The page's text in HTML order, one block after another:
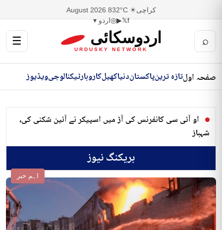
کراچی☀ 32°C
8 August 2026
f
𝕏
▶
◎اردو ▾
⌕ اردوسکائی
URDUSKY NETWORK
☰
صفحہ اولتازہ ترینپاکستاندنیاکھیلکاروبارٹیکنالوجیویڈیوز
او آئی سی کانفرنس کی آڑ میں اسپیکر نے آئین شکنی کی،
شہباز
بریکنگ نیوز
اہم خبر